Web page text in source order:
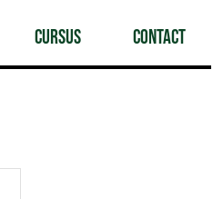
Cursus Contact